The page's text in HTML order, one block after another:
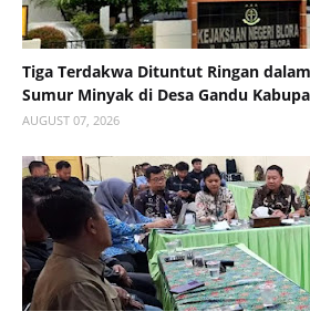
Tiga Terdakwa Dituntut Ringan
Sumur Minyak di Desa Gandu
AUGUST 07, 2026